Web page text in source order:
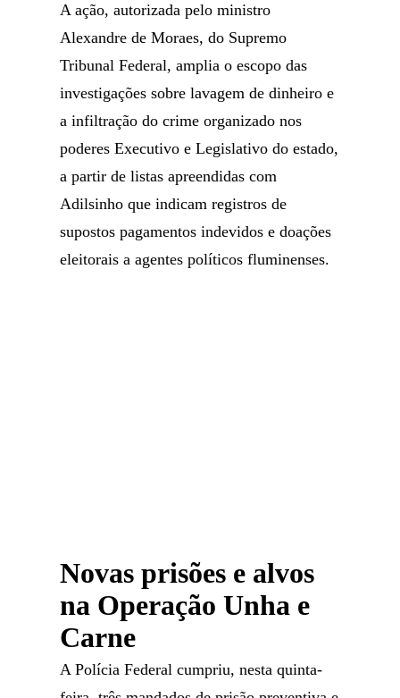
A ação, autorizada pelo ministro
Alexandre de Moraes, do Supremo
Tribunal Federal, amplia o escopo das
investigações sobre lavagem de dinheiro e
a infiltração do crime organizado nos
poderes Executivo e Legislativo do estado,
a partir de listas apreendidas com
Adilsinho que indicam registros de
supostos pagamentos indevidos e doações
eleitorais a agentes políticos fluminenses.
Novas prisões e alvos
na Operação Unha e
Carne
A Polícia Federal cumpriu, nesta quinta-